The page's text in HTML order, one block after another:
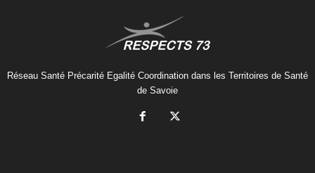
Réseau Santé Précarité Egalité Coordination dans les Territoires de Santé
de Savoie